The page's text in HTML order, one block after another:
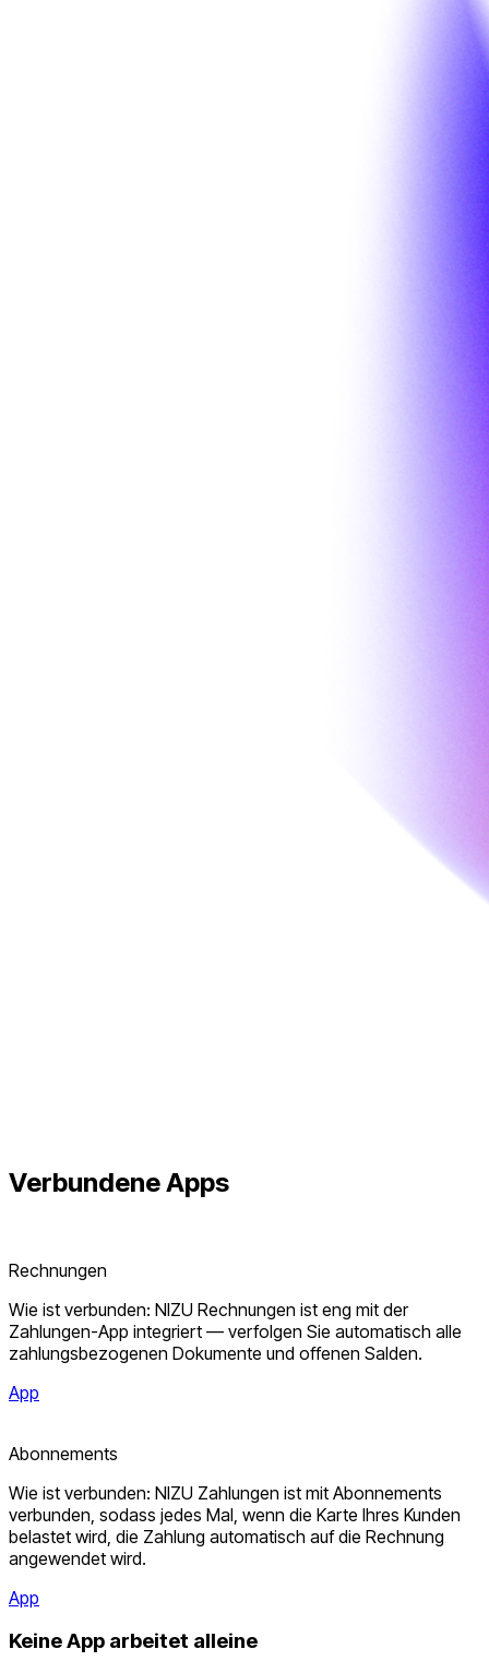
VerbundeneApps
Rechnungen
Wie ist verbunden: NIZU Rechnungen ist eng mit der
Zahlungen-App integriert — verfolgen Sie automatisch alle
zahlungsbezogenen Dokumente und offenen Salden.
App
Abonnements
Wie ist verbunden: NIZU Zahlungen ist mit Abonnements
verbunden, sodass jedes Mal, wenn die Karte Ihres Kunden
belastet wird, die Zahlung automatisch auf die Rechnung
angewendet wird.
App
Keine App arbeitet alleine